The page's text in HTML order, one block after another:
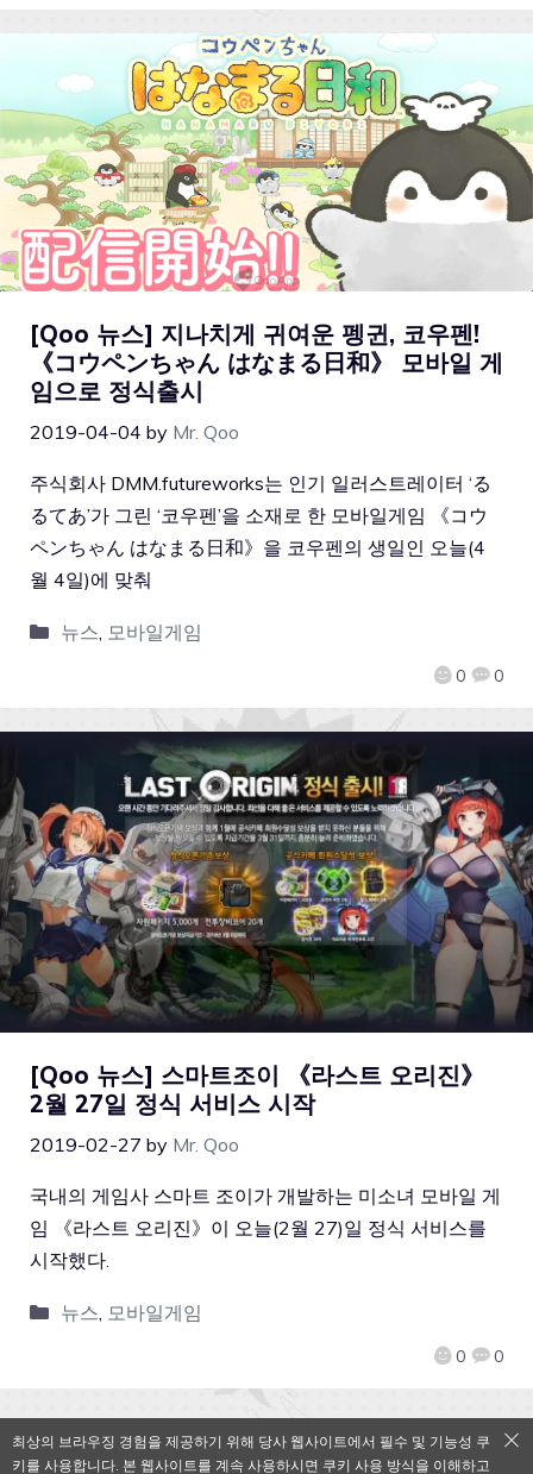
[Qoo 뉴스] 지나치게 귀여운 펭귄, 코우펜!
《コウペンちゃん はなまる日和》 모바일 게
임으로 정식출시
2019-04-04 by Mr. Qoo
0 0
주식회사 DMM.futureworks는 인기 일러스트레이터 ‘る
るてあ’가 그린 ‘코우펜’을 소재로 한 모바일게임 《コウ
ペンちゃん はなまる日和》을 코우펜의 생일인 오늘(4
월 4일)에 맞춰
뉴스 모바일게임
[Qoo 뉴스] 스마트조이 《라스트 오리진》
2월 27일 정식 서비스 시작
2019-02-27 by Mr. Qoo
0 0
국내의 게임사 스마트 조이가 개발하는 미소녀 모바일 게
임 《라스트 오리진》이 오늘(2월 27)일 정식 서비스를
시작했다.
뉴스, 모바일게임
최상의 브라우징 경험을 제공하기 위해 당사 웹사이트에서 필수 및 기능성 쿠
키를 사용합니다. 본 웹사이트를 계속 사용하시면 쿠키 사용 방식을 이해하고